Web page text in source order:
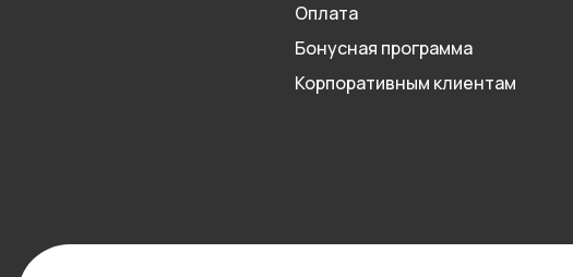
Оплата
Бонусная программа
Корпоративным клиентам